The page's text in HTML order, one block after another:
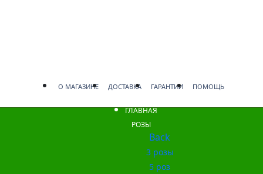
О МАГАЗИНЕ ДОСТАВКА ГАРАНТИИ ПОМОЩЬ
ГЛАВНАЯ
РОЗЫ
Back
3 розы
5 роз